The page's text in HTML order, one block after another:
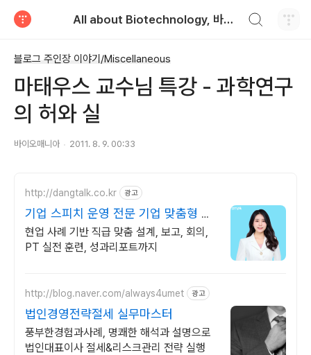
All about Biotechnology, 바이오텍의 모든 것
블로그 주인장 이야기/Miscellaneous
마태우스 교수님 특강 - 과학연구
의 허와 실
바이오매니아 2011. 8. 9. 00:33
http://dangtalk.co.kr 광고
기업 스피치 운영 전문 기업 맞춤형 제
안서 제공
현업 사례 기반 직급 맞춤 설계, 보고, 회의,
PT 실전 훈련, 성과리포트까지
http://blog.naver.com/always4umet 광고
법인경영전략절세 실무마스터
풍부한경험과사례, 명쾌한 해석과 설명으로
법인대표이사 절세&리스크관리 전략 실행